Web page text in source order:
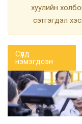
хуулийн
сэтгэгдэл
Сүүлд
нэмэгдсэн